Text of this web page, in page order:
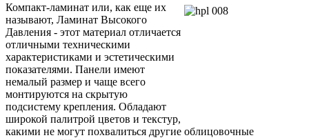
Компакт-ламинат или, как еще их
называют, Ламинат Высокого
Давления - этот материал отличается
отличными техническими
характеристиками и эстетическими
показателями. Панели имеют
немалый размер и чаще всего
монтируются на скрытую
подсистему крепления. Обладают
широкой палитрой цветов и текстур,
какими не могут похвалиться другие облицовочные